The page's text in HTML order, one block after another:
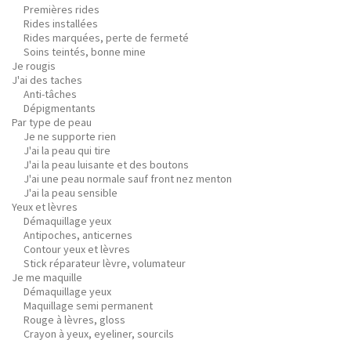
Premières rides
Rides installées
Rides marquées, perte de fermeté
Soins teintés, bonne mine
Je rougis
J'ai des taches
Anti-tâches
Dépigmentants
Par type de peau
Je ne supporte rien
J'ai la peau qui tire
J'ai la peau luisante et des boutons
J'ai une peau normale sauf front nez menton
J'ai la peau sensible
Yeux et lèvres
Démaquillage yeux
Antipoches, anticernes
Contour yeux et lèvres
Stick réparateur lèvre, volumateur
Je me maquille
Démaquillage yeux
Maquillage semi permanent
Rouge à lèvres, gloss
Crayon à yeux, eyeliner, sourcils